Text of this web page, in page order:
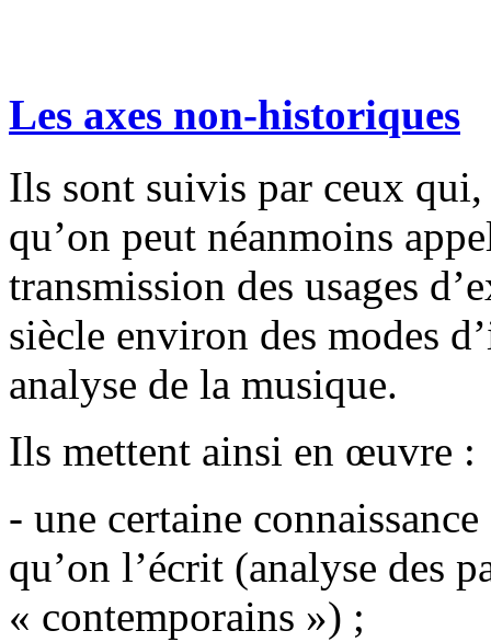
Les axes non-historiques
Ils sont suivis par ceux
qu’on peut néanmoins
transmission des usages
siècle environ des modes
analyse de la musique.
Ils mettent ainsi en œuvre :
- une certaine
qu’on l’écrit (analyse des
« contemporains ») ;